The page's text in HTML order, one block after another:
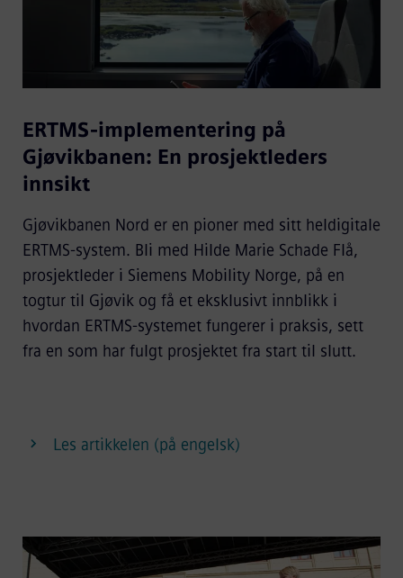
ERTMS-implementering på
Gjøvikbanen: En prosjektleders
innsikt
Gjøvikbanen Nord er en pioner med sitt heldigitale
ERTMS-system. Bli med Hilde Marie Schade Flå,
prosjektleder i Siemens Mobility Norge, på en
togtur til Gjøvik og få et eksklusivt innblikk i
hvordan ERTMS-systemet fungerer i praksis, sett
fra en som har fulgt prosjektet fra start til slutt.
Les artikkelen (på engelsk)